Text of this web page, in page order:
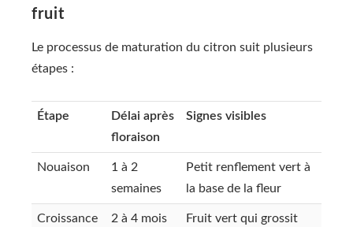
fruit
Le processus de maturation du citron suit plusieurs
étapes :
Étape
Délai après
floraison
Signes visibles
Nouaison
1 à 2
semaines
Petit renflement vert à
la base de la fleur
Croissance 2 à 4 mois
Fruit vert qui grossit